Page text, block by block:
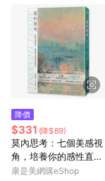
降價
$331 (降$89)
莫內思考：七個美感視
角，培養你的感性直覺
力
康是美網購eShop